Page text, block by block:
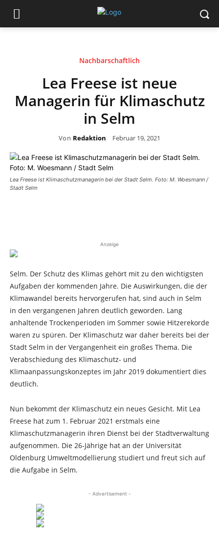
Nachbarschaftlich
Lea Freese ist neue
Managerin für Klimaschutz
in Selm
Von Redaktion Februar 19, 2021
Lea Freese ist Klimaschutzmanagerin bei der Stadt Selm. Foto: M. Woesmann /
Stadt Selm
Anzeige
Selm. Der Schutz des Klimas gehört mit zu den wichtigsten
Aufgaben der kommenden Jahre. Die Auswirkungen, die der
Klimawandel bereits hervorgerufen hat, sind auch in Selm
in den vergangenen Jahren deutlich geworden. Lang
anhaltende Trockenperioden im Sommer sowie Hitzerekorde
waren zu spüren. Der Klimaschutz war daher bereits bei der
Stadt Selm in der Vergangenheit ein großes Thema. Die
Verabschiedung des Klimaschutz- und
Klimaanpassungskonzeptes im Jahr 2019 dokumentiert dies
deutlich.
Nun bekommt der Klimaschutz ein neues Gesicht. Mit Lea
Freese hat zum 1. Februar 2021 erstmals eine
Klimaschutzmanagerin ihren Dienst bei der Stadtverwaltung
aufgenommen. Die 26-Jährige hat an der Universität
Oldenburg Umweltmodellierung studiert und freut sich auf
die Aufgabe in Selm.
- Advertisement -